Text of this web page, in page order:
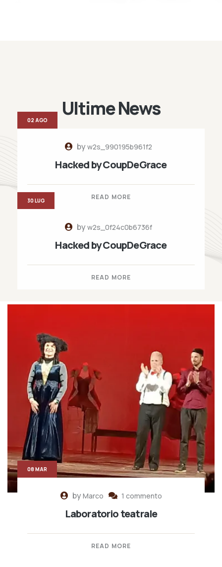
Ultime News
byw2s_990195b961f2
Hacked by CoupDeGrace
READ MORE
02 AGO
byw2s_0f24c0b6736f
Hacked by CoupDeGrace
READ MORE
30 LUG
byMarco 1 commento
Laboratorio teatrale
READ MORE
08 MAR